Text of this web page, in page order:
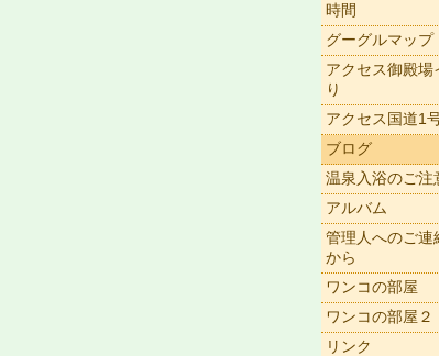
時間
グーグルマップ
アクセス御殿場
り
アクセス国道1
ブログ
温泉入浴のご注
アルバム
管理人へのご連
から
ワンコの部屋
ワンコの部屋２
リンク